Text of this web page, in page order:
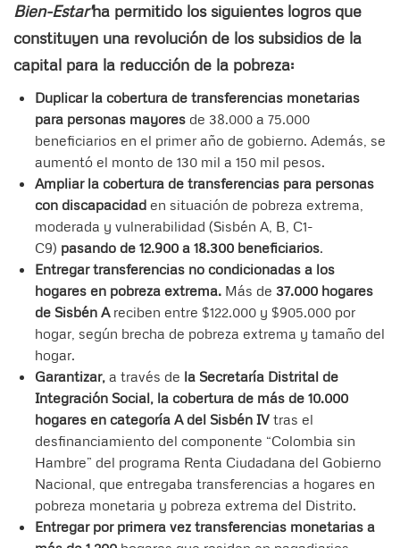
Bien-Estar'ha permitido los siguientes logros que
constituyen una revolución de los subsidios de la
capital para la reducción de la pobreza:
Duplicar la cobertura de transferencias monetarias
para personas mayores de 38.000 a 75.000
beneficiarios en el primer año de gobierno. Además, se
aumentó el monto de 130 mil a 150 mil pesos.
Ampliar la cobertura de transferencias para personas
con discapacidad en situación de pobreza extrema,
moderada y vulnerabilidad (Sisbén A, B, C1-
C9) pasando de 12.900 a 18.300 beneficiarios.
Entregar transferencias no condicionadas a los
hogares en pobreza extrema. Más de 37.000 hogares
de Sisbén Areciben entre $122.000 y $905.000 por
hogar, según brecha de pobreza extrema y tamaño del
hogar.
Garantizar, a través de la Secretaría Distrital de
Integración Social, la cobertura de más de 10.000
hogares en categoría A del Sisbén IV tras el
desfinanciamiento del componente “Colombia sin
Hambre” del programa Renta Ciudadana del Gobierno
Nacional, que entregaba transferencias a hogares en
pobreza monetaria y pobreza extrema del Distrito.
Entregar por primera vez transferencias monetarias a